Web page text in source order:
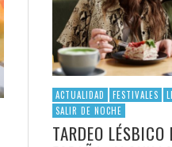
ACTUALIDAD FESTIVALES
SALIR DE NOCHE
TARDEO